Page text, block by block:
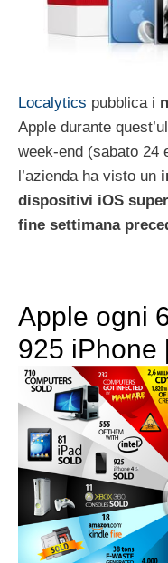
Localytics pubblica i
Apple durante
week-end (sabato 24
l’azienda ha visto un
dispositivi iOS
fine settimana
Apple ogni
925 iPhone